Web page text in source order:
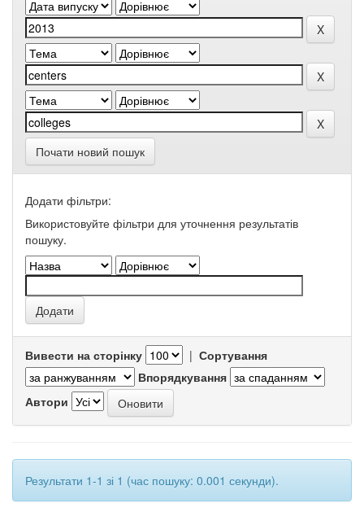
Почати новий пошук
Додати фільтри:
Використовуйте фільтри для уточнення результатів
пошуку.
Вивести на сторінку | Сортування
Впорядкування
Автори
Результати 1-1 зі 1 (час пошуку: 0.001 секунди).